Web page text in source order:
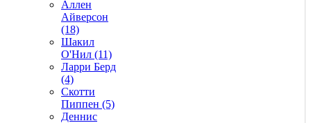
Аллен
Айверсон
(18)
Шакил
О'Нил (11)
Ларри Берд
(4)
Скотти
Пиппен (5)
Деннис